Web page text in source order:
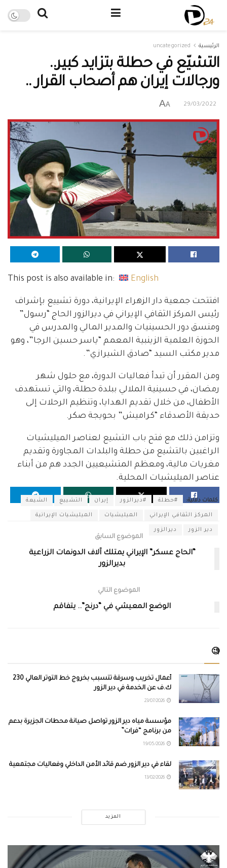
الرئيسية uncategorized
التشيّع في حطلة بتزايد كبير..
ورجالات إيران هم أصحاب القرار ..
29/03/2022
A
A
This post is also available in: English
افتتحت جمعية دار الزهراء الإيرانية، دورة تشييع بإشراف
رئيس المركز الثقافي الإيراني في ديرالزور الحاج “رسول”
ومنسق دور الحسينيات والمدير المالي والمدرس في
الحوزة العلمية الزينبية المعمم “ياسر حسين الرجا”، وهو
مدير مكتب السيد “صادق الشيرازي”.
ومن المقرر أن تبدأ فعاليات الدورة، مع حلول شهر
رمضان، في حسينية الملالي ببلدة حطلة، والتي تستهدف
الأطفال، من خلال تقديم الهدايا، وتنظيم الرحلات إلى
حديقة الأصدقاء “كراميش” بحويجة صكر.
وتزامن ذلك مع فتح باب التشيع لعناصر الميليشيات
الراغبين بالتشيع من حطلة والبلدات المجاورة وتقديم
مغريات مالية، ومعظم المتشيعيين الجدد هم من أبناء
عناصر الميليشيات المحلية.
كلمات دلالية: #حطلة #ديرالزور إيران التشييع الشيعة
المركز الثقافي الإيراني الميليشيات الميليشيات الإيرانية
دير الزور ديرالزور
الموضوع السابق
“الحاج عسكر” الإيراني يمتلك آلاف الدونمات الزراعية
بديرالزور
الموضوع التالي
الوضع المعيشي في “درنج”.. يتفاقم
🧐
أعمال تخريب وسرقة تتسبب بخروج خط التوتر العالي 230
ك.ف عن الخدمة في دير الزور
مؤسسة مياه دير الزور تواصل صيانة محطات الجزيرة بدعم
من برنامج “فرات”
لقاء في دير الزور ضم قائد الأمن الداخلي وفعاليات مجتمعية
المزيد